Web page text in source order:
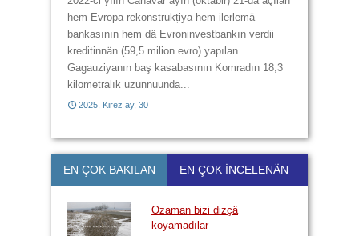
hem Evropa rekonstrukțiya hem ilerlemä
bankasının hem dä Evroninvestbankın verdii
kreditinnän (59,5 milion evro) yapılan
Gagauziyanın baş kasabasının Komradın 18,3
kilometralık uzunnuunda...
2025, Kirez ay, 30
2017, Kirez ay, 21
2014, Baba Marta, 29
2014, Büük ay, 11
EN ÇOK BAKILAN EN ÇOK İNCELENÄN
Ozaman bizi dizçä
koyamadılar